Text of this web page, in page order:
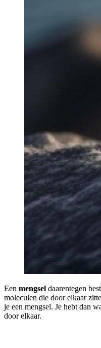
Een mengsel daarentegen
moleculen die door elkaar
je een mengsel. Je hebt dan
door elkaar.